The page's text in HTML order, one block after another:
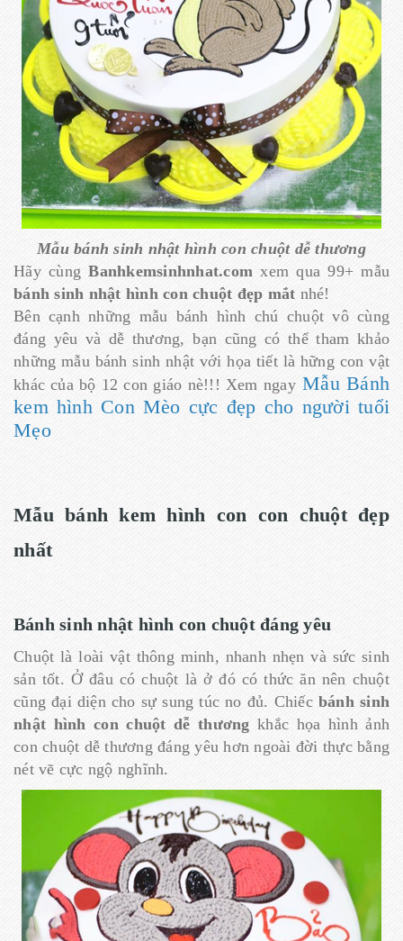
Mẫu bánh sinh nhật hình con chuột dễ thương
Hãy cùngBanhkemsinhnhat.com xem qua 99+ mẫu
bánh sinh nhật hình con chuột đẹp mắt nhé!
Bên cạnh những mẫu bánh hình chú chuột vô cùng
đáng yêu và dễ thương, bạn cũng có thể tham khảo
những mẫu bánh sinh nhật với họa tiết là hững con vật
khác của bộ 12 con giáo nè!!! Xem ngay Mẫu Bánh
kem hình Con Mèo cực đẹp cho người tuổi
Mẹo
Mẫu bánh kem hình con con chuột đẹp
nhất
Bánh sinh nhật hình con chuột đáng yêu
Chuột là loài vật thông minh, nhanh nhẹn và sức sinh
sản tốt. Ở đâu có chuột là ở đó có thức ăn nên chuột
cũng đại diện cho sự sung túc no đủ. Chiếc bánh sinh
nhật hình con chuột dễ thương khắc họa hình ảnh
con chuột dễ thương đáng yêu hơn ngoài đời thực bằng
nét vẽ cực ngộ nghĩnh.